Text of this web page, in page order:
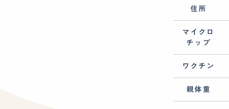
住所
マイクロ
チップ
ワクチン
親体重